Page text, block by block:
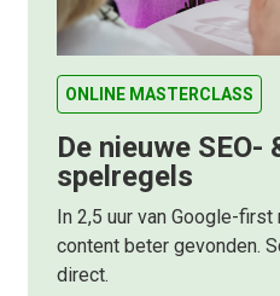
ONLINE MASTERCLASS
De nieuwe SEO-
spelregels
In 2,5 uur van Google-
content beter gevonden.
direct.